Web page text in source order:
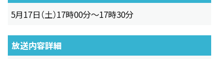
5月17日（土）17時00分～17時30分
放送内容詳細